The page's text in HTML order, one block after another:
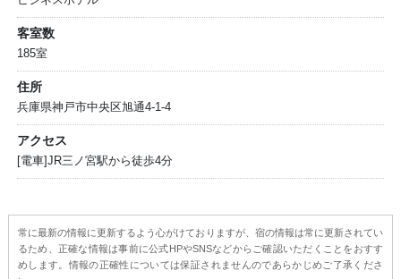
客室数
185室
住所
兵庫県神戸市中央区旭通4-1-4
アクセス
[電車]JR三ノ宮駅から徒歩4分
常に最新の情報に更新するよう心がけておりますが、宿の情報は常に更新されてい
るため、正確な情報は事前に公式HPやSNSなどからご確認いただくことをおすす
めします。情報の正確性については保証されませんのであらかじめご了承くださ